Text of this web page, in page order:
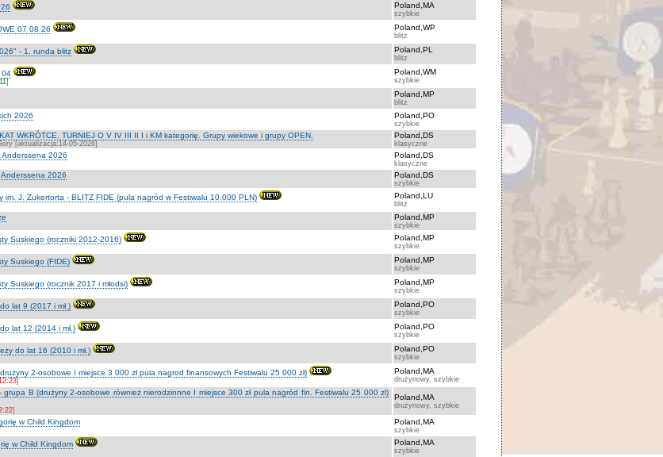
Poland,MA
szybkie
07 08 26 Poland,WP
blitz
- 1. runda blitz Poland,PL
blitz
04
]
Poland,WM
szybkie
Poland,MP
blitz
2026 Poland,PO
szybkie
WKRÓTCE. TURNIEJ O V IV III II I i KM kategorię. Grupy wiekowe i grupy OPEN.
[aktualizacja:14-05-2026]
Poland,DS
klasyczne
2026 Poland,DS
klasyczne
2026 Poland,DS
szybkie
im. J. Zukertorta - BLITZ FIDE (pula nagród w Festiwalu 10.000 PLN) Poland,LU
blitz
Poland,MP
szybkie
Suskiego (roczniki 2012-2016) Poland,MP
szybkie
Suskiego (FIDE) Poland,MP
szybkie
Suskiego (rocznik 2017 i młodsi) Poland,MP
szybkie
lat 9 (2017 i mł.) Poland,PO
szybkie
lat 12 (2014 i mł.) Poland,PO
szybkie
do lat 16 (2010 i mł.) Poland,PO
szybkie
2-osobowe I miejsce 3 000 zł pula nagrod finansowych Festiwalu 25 000 zł)
]
Poland,MA
drużynowy, szybkie
grupa B (drużyny 2-osobowe również nierodzinnne I miejsce 300 zł pula nagród fin. Festiwalu 25 000 zl)
]
Poland,MA
drużynowy, szybkie
w Child Kingdom Poland,MA
szybkie
w Child Kingdom Poland,MA
szybkie